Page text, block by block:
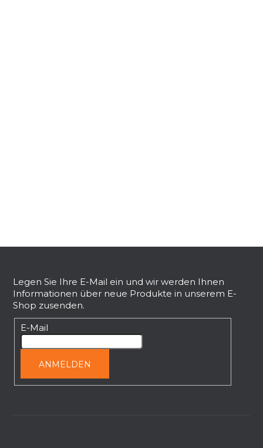
Legen Sie Ihre E-Mail ein und wir werden Ihnen
Informationen über neue Produkte in unserem E-
Shop zusenden.
E-Mail
ANMELDEN